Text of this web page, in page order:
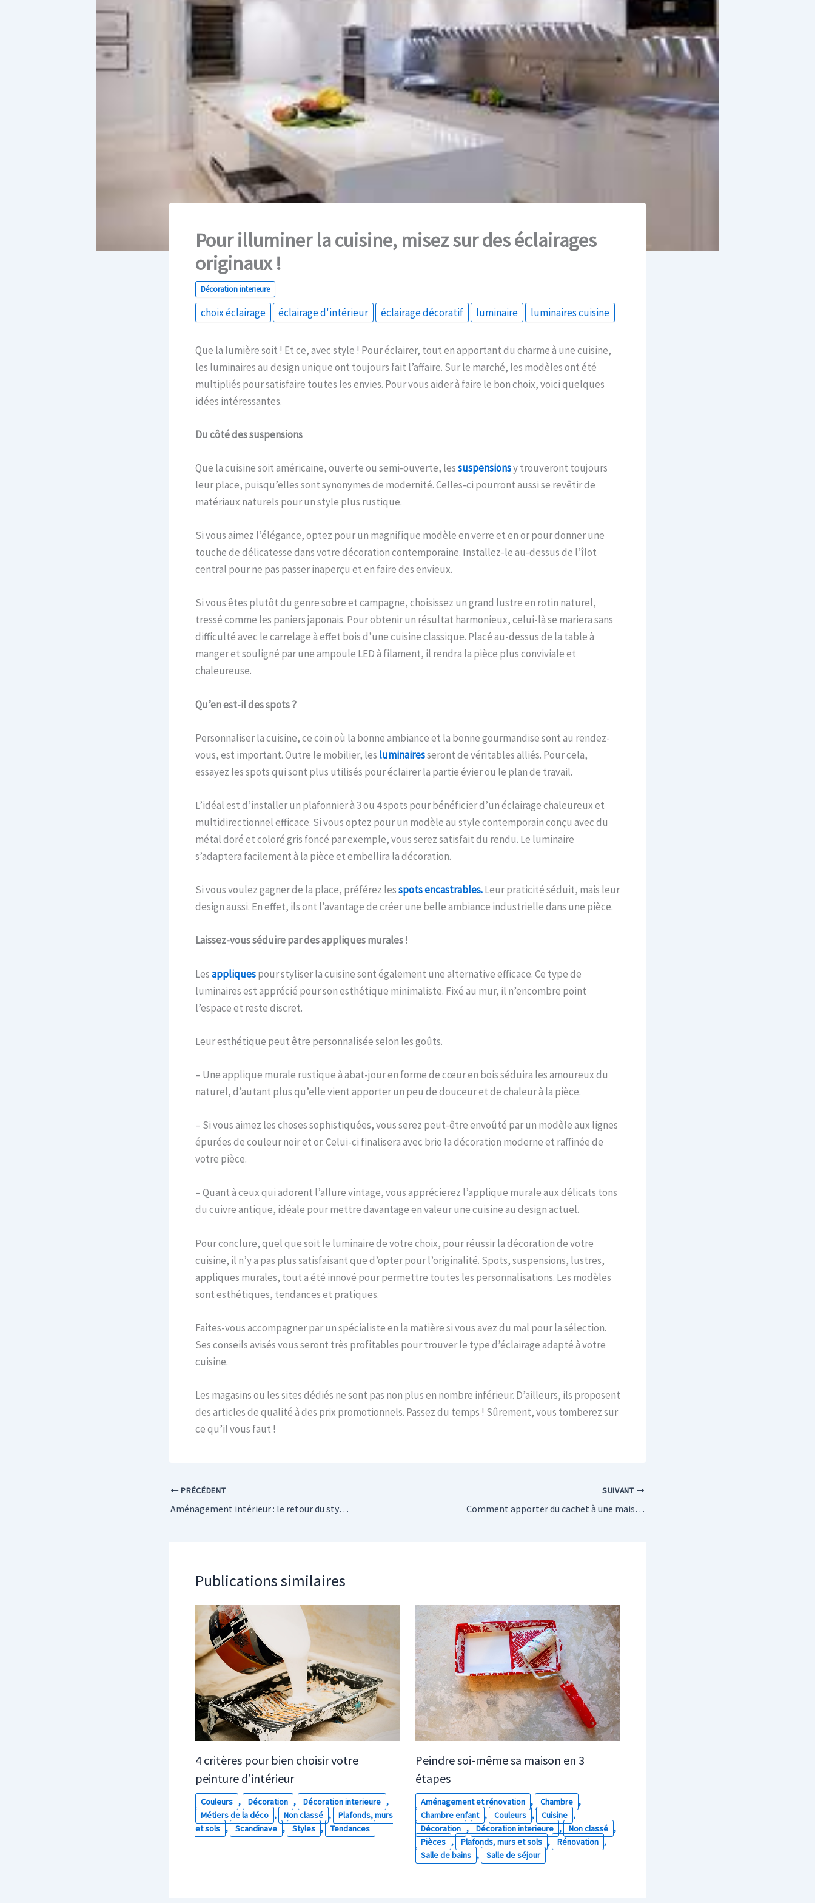
Pour illuminer la cuisine, misez sur des éclairages
originaux !
Décoration interieure
choix éclairage éclairage d'intérieur éclairage décoratif luminaire luminaires cuisine
Que la lumière soit ! Et ce, avec style ! Pour éclairer, tout en apportant du charme à une cuisine,
les luminaires au design unique ont toujours fait l’affaire. Sur le marché, les modèles ont été
multipliés pour satisfaire toutes les envies. Pour vous aider à faire le bon choix, voici quelques
idées intéressantes.
Du côté des suspensions
Que la cuisine soit américaine, ouverte ou semi-ouverte, lessuspensionsy trouveront toujours
leur place, puisqu’elles sont synonymes de modernité. Celles-ci pourront aussi se revêtir de
matériaux naturels pour un style plus rustique.
Si vous aimez l’élégance, optez pour un magnifique modèle en verre et en or pour donner une
touche de délicatesse dans votre décoration contemporaine. Installez-le au-dessus de l’îlot
central pour ne pas passer inaperçu et en faire des envieux.
Si vous êtes plutôt du genre sobre et campagne, choisissez un grand lustre en rotin naturel,
tressé comme les paniers japonais. Pour obtenir un résultat harmonieux, celui-là se mariera sans
difficulté avec le carrelage à effet bois d’une cuisine classique. Placé au-dessus de la table à
manger et souligné par une ampoule LED à filament, il rendra la pièce plus conviviale et
chaleureuse.
Qu’en est-il des spots ?
Personnaliser la cuisine, ce coin où la bonne ambiance et la bonne gourmandise sont au rendez-
vous, est important. Outre le mobilier, les luminairesseront de véritables alliés. Pour cela,
essayez les spots qui sont plus utilisés pour éclairer la partie évier ou le plan de travail.
L’idéal est d’installer un plafonnier à 3 ou 4 spots pour bénéficier d’un éclairage chaleureux et
multidirectionnel efficace. Si vous optez pour un modèle au style contemporain conçu avec du
métal doré et coloré gris foncé par exemple, vous serez satisfait du rendu. Le luminaire
s’adaptera facilement à la pièce et embellira la décoration.
Si vous voulez gagner de la place, préférez lesspots encastrables.Leur praticité séduit, mais leur
design aussi. En effet, ils ont l’avantage de créer une belle ambiance industrielle dans une pièce.
Laissez-vous séduire par des appliques murales !
Lesappliquespour styliser la cuisine sont également une alternative efficace. Ce type de
luminaires est apprécié pour son esthétique minimaliste. Fixé au mur, il n’encombre point
l’espace et reste discret.
Leur esthétique peut être personnalisée selon les goûts.
– Une applique murale rustique à abat-jour en forme de cœur en bois séduira les amoureux du
naturel, d’autant plus qu’elle vient apporter un peu de douceur et de chaleur à la pièce.
– Si vous aimez les choses sophistiquées, vous serez peut-être envoûté par un modèle aux lignes
épurées de couleur noir et or. Celui-ci finalisera avec brio la décoration moderne et raffinée de
votre pièce.
– Quant à ceux qui adorent l’allure vintage, vous apprécierez l’applique murale aux délicats tons
du cuivre antique, idéale pour mettre davantage en valeur une cuisine au design actuel.
Pour conclure, quel que soit le luminaire de votre choix, pour réussir la décoration de votre
cuisine, il n’y a pas plus satisfaisant que d’opter pour l’originalité. Spots, suspensions, lustres,
appliques murales, tout a été innové pour permettre toutes les personnalisations. Les modèles
sont esthétiques, tendances et pratiques.
Faites-vous accompagner par un spécialiste en la matière si vous avez du mal pour la sélection.
Ses conseils avisés vous seront très profitables pour trouver le type d’éclairage adapté à votre
cuisine.
Les magasins ou les sites dédiés ne sont pas non plus en nombre inférieur. D’ailleurs, ils proposent
des articles de qualité à des prix promotionnels. Passez du temps ! Sûrement, vous tomberez sur
ce qu’il vous faut !
PRÉCÉDENT
Aménagement intérieur : le retour du style scandinave
SUIVANT
Comment apporter du cachet à une maison neuve ?
Publications similaires
4 critères pour bien choisir votre
peinture d’intérieur
Couleurs , Décoration , Décoration interieure ,
Métiers de la déco , Non classé ,
Plafonds, murs
et sols , Scandinave , Styles , Tendances
Peindre soi-même sa maison en 3
étapes
Aménagement et rénovation , Chambre ,
Chambre enfant , Couleurs , Cuisine ,
Décoration , Décoration interieure , Non classé ,
Pièces , Plafonds, murs et sols , Rénovation ,
Salle de bains , Salle de séjour